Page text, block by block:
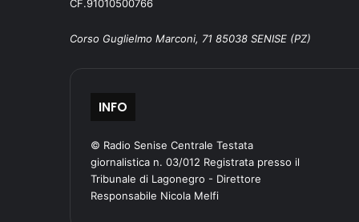
CF.91010500766
Corso Guglielmo Marconi, 71 85038 SENISE (PZ)
INFO
© Radio Senise Centrale Testata
giornalistica n. 03/012 Registrata presso il
Tribunale di Lagonegro - Direttore
Responsabile Nicola Melfi